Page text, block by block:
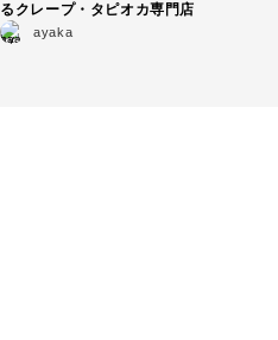
るクレープ・タピオカ専門店
ayaka